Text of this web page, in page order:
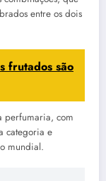
entre os dois
frutados são
perfumaria, com
categoria e
mundial.